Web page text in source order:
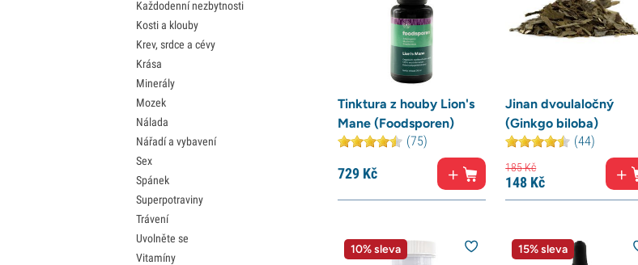
Tinktura z houby Lion's
Mane (Foodsporen)
(75)
729 Kč
Jinan dvoulaločný
(Ginkgo biloba)
(44)
185Kč
148 Kč
10% sleva 15% sleva
Každodenní nezbytnosti
Kosti a klouby
Krev, srdce a cévy
Krása
Minerály
Mozek
Nálada
Nářadí a vybavení
Sex
Spánek
Superpotraviny
Trávení
Uvolněte se
Vitamíny